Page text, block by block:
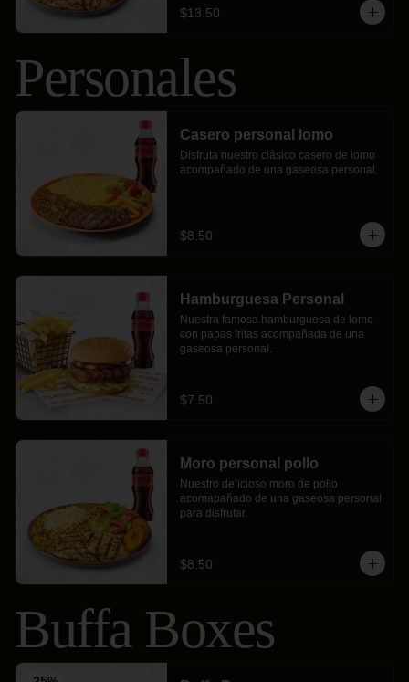
$13.50
Personales
Casero personal lomo
Disfruta nuestro clásico casero de lomo
acompañado de una gaseosa personal.
$8.50
Hamburguesa Personal
Nuestra famosa hamburguesa de lomo
con papas fritas acompañada de una
gaseosa personal.
$7.50
Moro personal pollo
Nuestro delicioso moro de pollo
acomapañado de una gaseosa personal
para disfrutar.
$8.50
Buffa Boxes